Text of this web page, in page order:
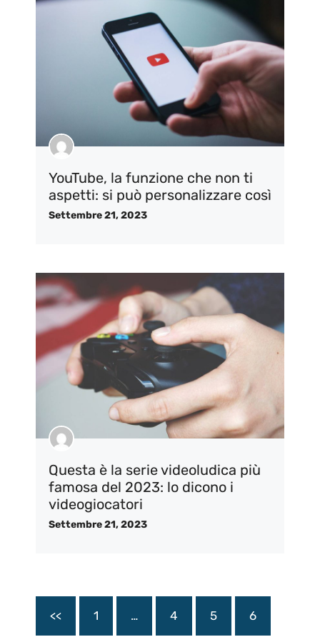
YouTube, la funzione che non ti
aspetti: si può personalizzare così
Settembre 21, 2023
Questa è la serie videoludica più
famosa del 2023: lo dicono i
videogiocatori
Settembre 21, 2023
<< 1 … 4 5 6